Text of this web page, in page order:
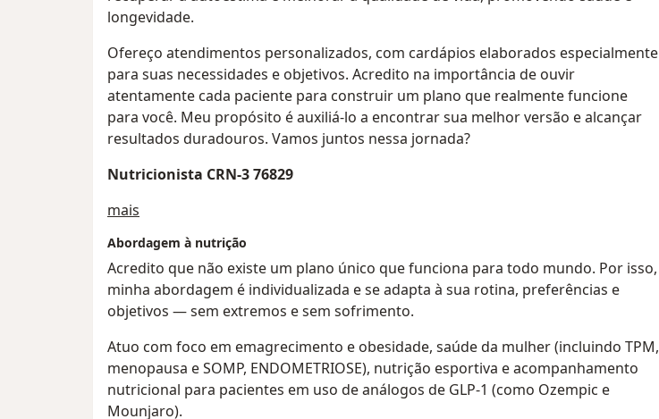
longevidade.
Ofereço atendimentos personalizados, com cardápios elaborados especialmente
para suas necessidades e objetivos. Acredito na importância de ouvir
atentamente cada paciente para construir um plano que realmente funcione
para você. Meu propósito é auxiliá-lo a encontrar sua melhor versão e alcançar
resultados duradouros. Vamos juntos nessa jornada?
Nutricionista CRN-3 76829
mais
Abordagem à nutrição
Acredito que não existe um plano único que funciona para todo mundo. Por isso,
minha abordagem é individualizada e se adapta à sua rotina, preferências e
objetivos — sem extremos e sem sofrimento.
Atuo com foco em emagrecimento e obesidade, saúde da mulher (incluindo TPM,
menopausa e SOMP, ENDOMETRIOSE), nutrição esportiva e acompanhamento
nutricional para pacientes em uso de análogos de GLP-1 (como Ozempic e
Mounjaro).